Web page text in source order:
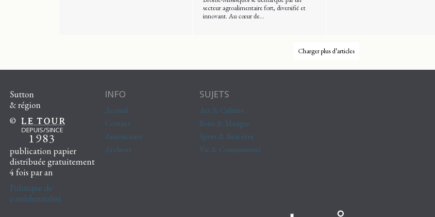
secteur agroalimentaire fort, diversifié et
innovant. Au cœur de…
Charger plus d’articles
Sutton
& région
©
DEPUIS/SINCE
1983
publication papier
distribuée gratuitement
4 fois par an
Politique de
confidentialité
INFO
Accueil
Contact
Annonceurs
Archives
SUJETS
Art & Culture
Boire & Manger
Sport & Bien-être
Vie & Communauté